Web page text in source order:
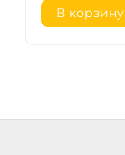
В корзину